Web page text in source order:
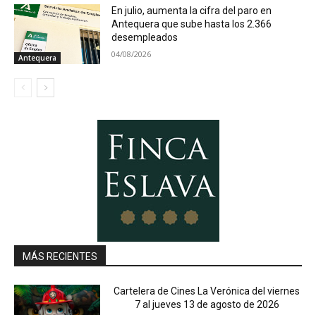
Antequera
En julio, aumenta la cifra del paro en
Antequera que sube hasta los 2.366
desempleados
04/08/2026
MÁS RECIENTES
Cartelera de Cines La Verónica del viernes
7 al jueves 13 de agosto de 2026